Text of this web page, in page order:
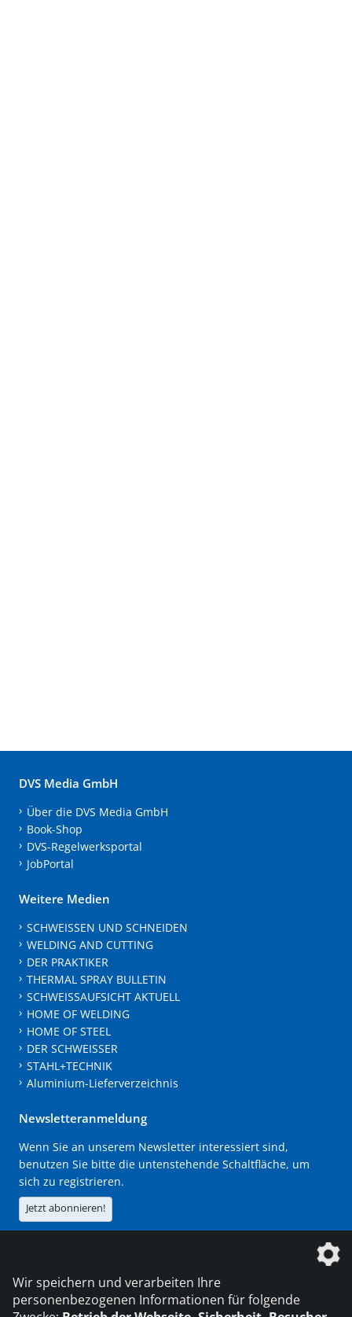
DVS Media GmbH
Über die DVS Media GmbH
Book-Shop
DVS-Regelwerksportal
JobPortal
Weitere Medien
SCHWEISSEN UND SCHNEIDEN
WELDING AND CUTTING
DER PRAKTIKER
THERMAL SPRAY BULLETIN
SCHWEISSAUFSICHT AKTUELL
HOME OF WELDING
HOME OF STEEL
DER SCHWEISSER
STAHL+TECHNIK
Aluminium-Lieferverzeichnis
Newsletteranmeldung
Wenn Sie an unserem Newsletter interessiert sind,
benutzen Sie bitte die untenstehende Schaltfläche, um
sich zu registrieren.
Jetzt abonnieren!
Die DVS Media GmbH ist ein Unternehmen der
Wir speichern und verarbeiten Ihre
personenbezogenen Informationen für folgende